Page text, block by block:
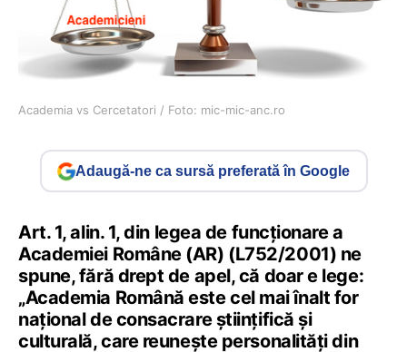
Academia vs Cercetatori / Foto: mic-mic-anc.ro
Adaugă-ne ca sursă preferată în Google
Art. 1, alin. 1, din legea de funcționare a
Academiei Române (AR) (L752/2001) ne
spune, fără drept de apel, că doar e lege:
„Academia Română este cel mai înalt for
național de consacrare științifică și
culturală, care reunește personalități din